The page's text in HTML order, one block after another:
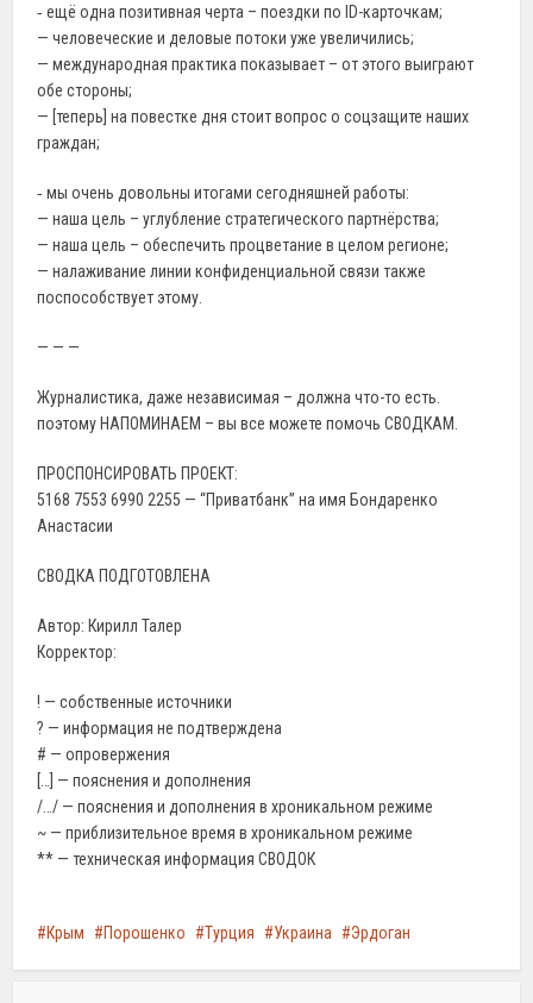
‐ ещё одна позитивная черта – поездки по ID-карточкам;
— человеческие и деловые потоки уже увеличились;
— международная практика показывает – от этого выиграют
обе стороны;
— [теперь] на повестке дня стоит вопрос о соцзащите наших
граждан;
‐ мы очень довольны итогами сегодняшней работы:
— наша цель – углубление стратегического партнёрства;
— наша цель – обеспечить процветание в целом регионе;
— налаживание линии конфиденциальной связи также
поспособствует этому.
— — —
Журналистика, даже независимая – должна что-то есть.
поэтому НАПОМИНАЕМ – вы все можете помочь СВОДКАМ.
ПРОСПОНСИРОВАТЬ ПРОЕКТ:
5168 7553 6990 2255 — “Приватбанк” на имя Бондаренко
Анастасии
СВОДКА ПОДГОТОВЛЕНА
Автор: Кирилл Талер
Корректор:
! — собственные источники
? — информация не подтверждена
# — опровержения
[…] — пояснения и дополнения
/…/ — пояснения и дополнения в хроникальном режиме
~ — приблизительное время в хроникальном режиме
** — техническая информация СВОДОК
Крым Порошенко Турция Украина Эрдоган